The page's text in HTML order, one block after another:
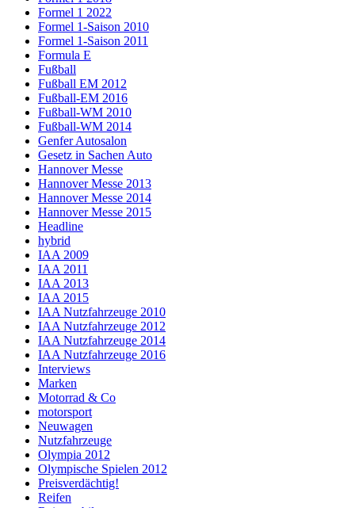
Formel 1 2022
Formel 1-Saison 2010
Formel 1-Saison 2011
Formula E
Fußball
Fußball EM 2012
Fußball-EM 2016
Fußball-WM 2010
Fußball-WM 2014
Genfer Autosalon
Gesetz in Sachen Auto
Hannover Messe
Hannover Messe 2013
Hannover Messe 2014
Hannover Messe 2015
Headline
hybrid
IAA 2009
IAA 2011
IAA 2013
IAA 2015
IAA Nutzfahrzeuge 2010
IAA Nutzfahrzeuge 2012
IAA Nutzfahrzeuge 2014
IAA Nutzfahrzeuge 2016
Interviews
Marken
Motorrad & Co
motorsport
Neuwagen
Nutzfahrzeuge
Olympia 2012
Olympische Spielen 2012
Preisverdächtig!
Reifen